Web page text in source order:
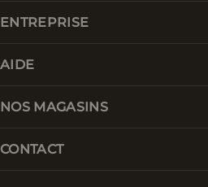
ENTREPRISE
AIDE
NOS MAGASINS
CONTACT